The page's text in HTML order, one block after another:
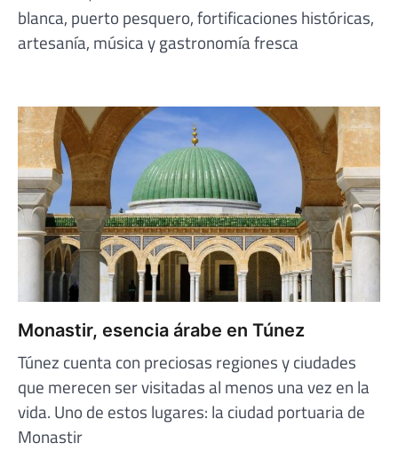
blanca, puerto pesquero, fortificaciones históricas,
artesanía, música y gastronomía fresca
Monastir, esencia árabe en Túnez
Túnez cuenta con preciosas regiones y ciudades
que merecen ser visitadas al menos una vez en la
vida. Uno de estos lugares: la ciudad portuaria de
Monastir